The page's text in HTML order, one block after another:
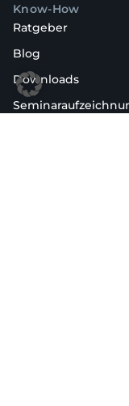
Know-How
Ratgeber
Blog
Downloads